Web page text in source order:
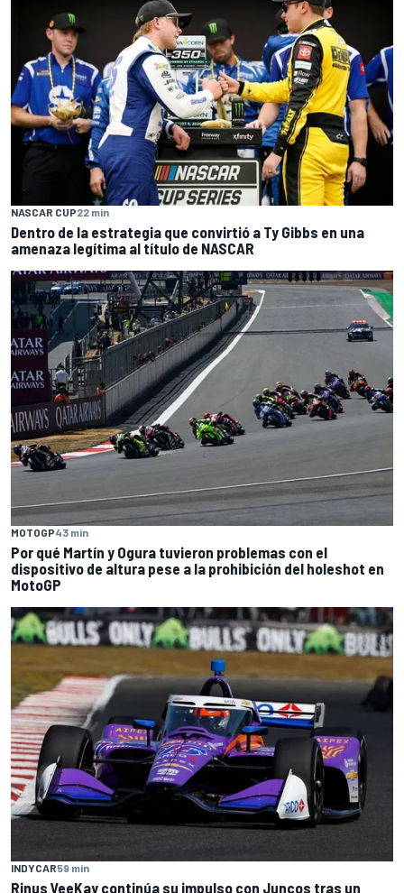
NASCAR CUP22 min
Dentro de la estrategia que convirtió a Ty Gibbs en una
amenaza legítima al título de NASCAR
MOTOGP43 min
Por qué Martín y Ogura tuvieron problemas con el
dispositivo de altura pese a la prohibición del holeshot en
MotoGP
INDYCAR59 min
Rinus VeeKay continúa su impulso con Juncos tras un